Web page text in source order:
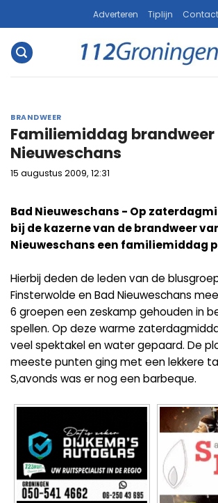
naar
inhoud
Adverteren Tiplijn Contact
BRANDWEER
Familiemiddag brandweer
Nieuweschans
15 augustus 2009, 12:31
Bad Nieuweschans - Op
bij de kazerne van de brandweer
Nieuweschans een familiemiddag
Hierbij deden de leden van de
Finsterwolde en Bad Nieuweschans
6 groepen een zeskamp gehouden in
spellen. Op deze warme
veel spektakel en water gepaard. De
meeste punten ging met een lekkere
S,avonds was er nog een barbeque.